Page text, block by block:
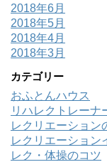
2018年6月
2018年5月
2018年4月
2018年3月
カテゴリー
おふとんハウス
リハレクトレーナ
レクリエーション
レクリエーション
レク・体操のコツ